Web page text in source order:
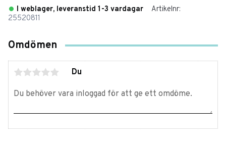
I weblager, leveranstid 1-3 vardagar
Artikelnr
25520811
Omdömen
Du